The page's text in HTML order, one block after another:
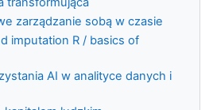
zarządzanie sobą w czasie
imputation R / basics of
AI w analityce danych i